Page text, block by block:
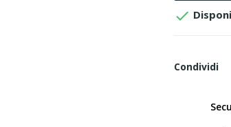

Condividi